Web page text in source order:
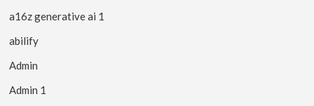
a16z generative ai 1
abilify
Admin
Admin 1